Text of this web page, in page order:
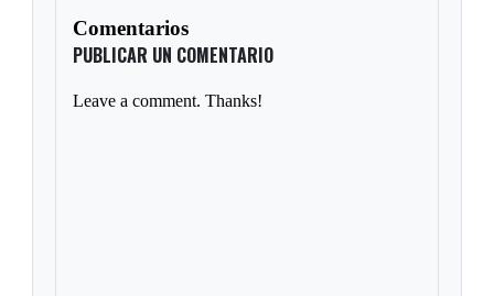
Comentarios
PUBLICAR UN COMENTARIO
Leave a comment. Thanks!